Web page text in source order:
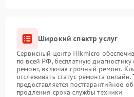
Широкий спектр услуг
Сервисный центр Hikmicro
по всей РФ, бесплатную диагностику
ремонт, включая срочный ремонт.
отслеживать статус ремонта онлайн.
предоставляется постгарантийное
продления срока службы техники